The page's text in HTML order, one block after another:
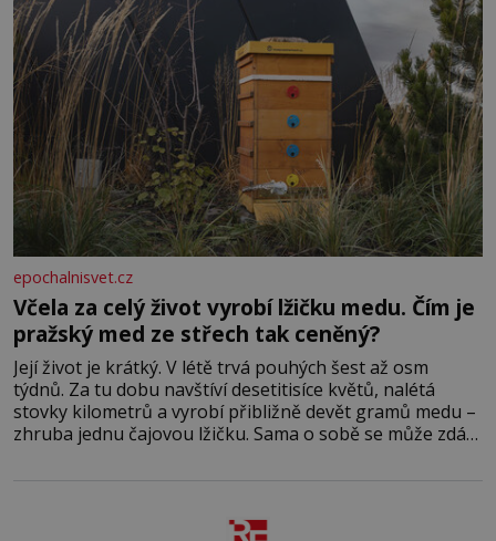
epochalnisvet.cz
Včela za celý život vyrobí lžičku medu. Čím je
pražský med ze střech tak ceněný?
Její život je krátký. V létě trvá pouhých šest až osm
týdnů. Za tu dobu navštíví desetitisíce květů, nalétá
stovky kilometrů a vyrobí přibližně devět gramů medu –
zhruba jednu čajovou lžičku. Sama o sobě se může zdát